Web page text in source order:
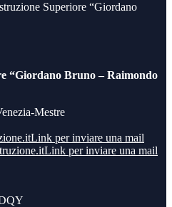
Superiore “Giordano
“Giordano Bruno – Raimondo
Mestre
Link per inviare una mail
Link per inviare una mail